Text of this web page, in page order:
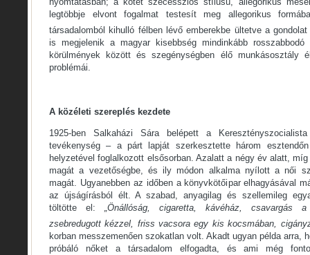
legtöbbje elvont fogalmat testesít meg allegorikus
társadalomból kihulló félben lévő emberekbe ültetve a
is megjelenik a magyar kisebbség mindinkább
körülmények között és szegénységben élő munkásosztály
problémái.
A közéleti szereplés kezdete
1925-ben Salkaházi Sára belépett a
tevékenység – a párt lapját szerkesztette három
helyzetével foglalkozott elsősorban. Azalatt a négy év alatt,
magát a vezetőségbe, és ily módon alkalma nyílott a női
magát. Ugyanebben az időben a könyvkötőipar elhagyásával
az újságírásból élt. A szabad, anyagilag és szellemileg
töltötte el: „Önállóság, cigaretta, kávéház, csavargás a
zsebredugott kézzel, friss vacsora egy kis kocsmában,
korban messzemenően szokatlan volt. Akadt ugyan példa arra,
próbáló nőket a társadalom elfogadta, és ami még